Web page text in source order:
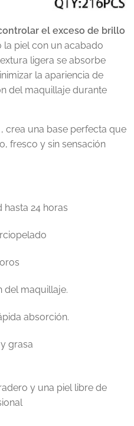
el exceso de brillo
la piel con un acabado
ligera se absorbe
la apariencia de
del maquillaje durante
, crea una base perfecta que
fresco y sin sensación
24 horas
del maquillaje.
absorción.
grasa
y una piel libre de